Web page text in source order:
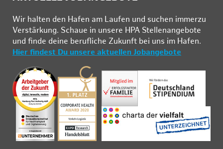
Wir hal­ten den Ha­fen am Lau­fen und su­chen im­mer­zu
Ver­stär­kung. Schau­e in un­se­re HPA Stel­len­an­ge­bo­te
und fin­de deine be­ruf­li­che Zu­kunft bei uns im Ha­fen.
Hier findest Du unsere aktuellen Jobangebote